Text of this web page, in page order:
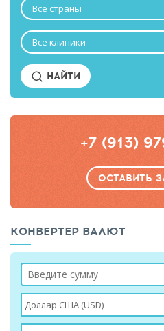
Все страны
Все клиники
НАЙТИ
+7 (913)
ОСТАВИТЬ
КОНВЕРТЕР ВАЛЮТ